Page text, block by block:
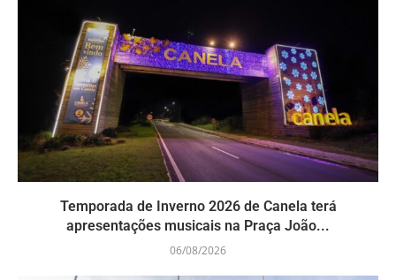
Temporada de Inverno 2026 de Canela terá
apresentações musicais na Praça João...
06/08/2026